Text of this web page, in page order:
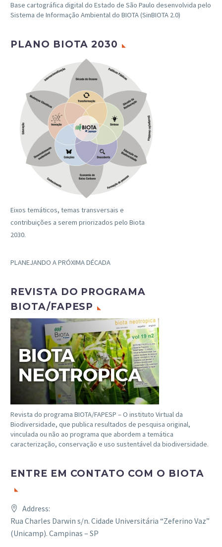
Base cartográfica digital do Estado de São Paulo desenvolvida pelo
Sistema de Informação Ambiental do BIOTA (SinBIOTA 2.0)
PLANO BIOTA 2030
Eixos temáticos, temas transversais e
contribuições a serem priorizados pelo Biota
2030.
PLANEJANDO A PRÓXIMA DÉCADA
REVISTA DO PROGRAMA
BIOTA/FAPESP
Revista do programa BIOTA/FAPESP – O instituto Virtual da
Biodiversidade, que publica resultados de pesquisa original,
vinculada ou não ao programa que abordem a temática
caracterização, conservação e uso sustentável da biodiversidade.
ENTRE EM CONTATO COM O BIOTA
Address:
Rua Charles Darwin s/n. Cidade Universitária “Zeferino Vaz”
(Unicamp). Campinas – SP